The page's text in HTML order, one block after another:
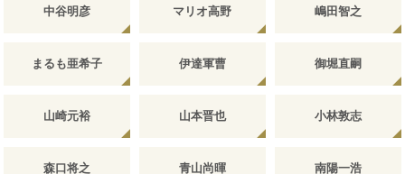
中谷明彦 マリオ高野 嶋田智之
まるも亜希子 伊達軍曹 御堀直嗣
山崎元裕 山本晋也 小林敦志
森口将之 青山尚暉 南陽一浩